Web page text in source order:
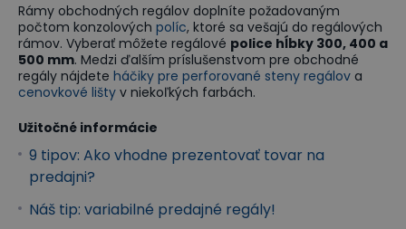
Rámy obchodných regálov doplníte požadovaným
počtom konzolových políc, ktoré sa vešajú do regálových
rámov. Vyberať môžete regálové police hĺbky 300, 400 a
500 mm. Medzi ďalším príslušenstvom pre obchodné
regály nájdete háčiky pre perforované steny regálov a
cenovkové lišty v niekoľkých farbách.
Užitočné informácie
9 tipov: Ako vhodne prezentovať tovar na
predajni?
Náš tip: variabilné predajné regály!